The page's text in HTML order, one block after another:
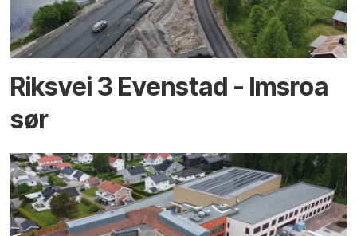
Riksvei 3 Evenstad - Imsroa
sør